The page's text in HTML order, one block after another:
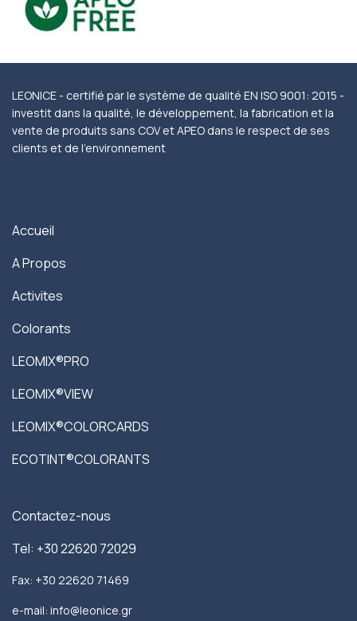
LEONICE - certifié par le système de qualité EN ISO 9001: 2015 -
investit dans la qualité, le développement, la fabrication et la
vente de produits sans COV et APEO dans le respect de ses
clients et de l'environnement
Accueil
A Propos
Activites
Colorants
LEOMIX®PRO
LEOMIX®VIEW
LEOMIX®COLORCARDS
ECOTINT®COLORANTS
Contactez-nous
Tel: +30 22620 72029
Fax: +30 22620 71469
e-mail: info@leonice.gr